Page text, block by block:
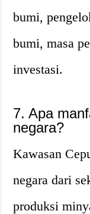
bumi,
bumi, masa
investasi.
7. Apa
negara?
Kawasan
negara dari
produksi